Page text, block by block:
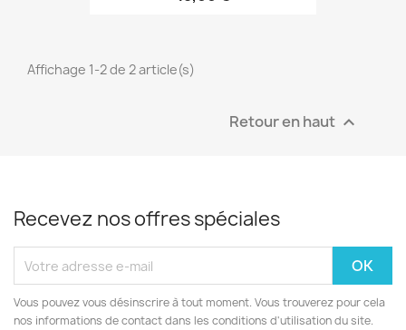
Affichage 1-2 de 2 article(s)
Retour en haut 
Recevez nos offres spéciales
Vous pouvez vous désinscrire à tout moment. Vous trouverez pour cela
nos informations de contact dans les conditions d'utilisation du site.